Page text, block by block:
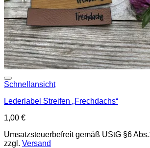
Schnellansicht
Lederlabel Streifen „Frechdachs“
1,00 €
Umsatzsteuerbefreit gemäß UStG §6
zzgl. Versand